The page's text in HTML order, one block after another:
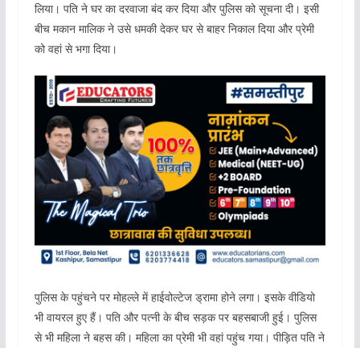
लिया। पति ने घर का दरवाजा बंद कर दिया और पुलिस को सूचना दी। इसी
बीच मकान मालिक ने उसे धमकी देकर घर से बाहर निकाल दिया और प्रेमी
को वहां से भगा दिया।
पुलिस के पहुंचने पर मोहल्ले में हाईवोल्टेज ड्रामा होने लगा। इसके वीडियो
भी वायरल हुए हैं। पति और पत्नी के बीच सड़क पर बहसबाजी हुई। पुलिस
से भी महिला ने बहस की। महिला का प्रेमी भी वहां पहुंच गया। पीड़ित पति ने